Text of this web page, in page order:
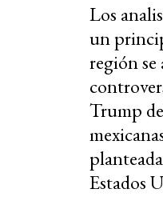
Los
un
región
Trump
Estados